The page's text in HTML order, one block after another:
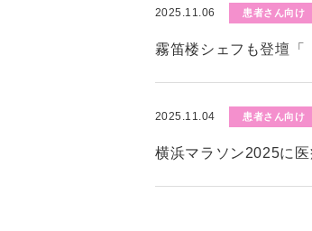
2025.11.06 患者さん向け
霧笛楼シェフも登壇「
2025.11.04 患者さん向け
横浜マラソン2025に